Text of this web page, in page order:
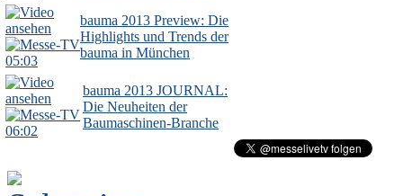
05:03
bauma 2013 Preview: Die
Highlights und Trends der
bauma in München
06:02
bauma 2013 JOURNAL:
Die Neuheiten der
Baumaschinen-Branche